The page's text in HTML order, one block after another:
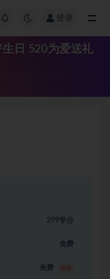
登录
日 520为爱送礼
299学分
免费
免费